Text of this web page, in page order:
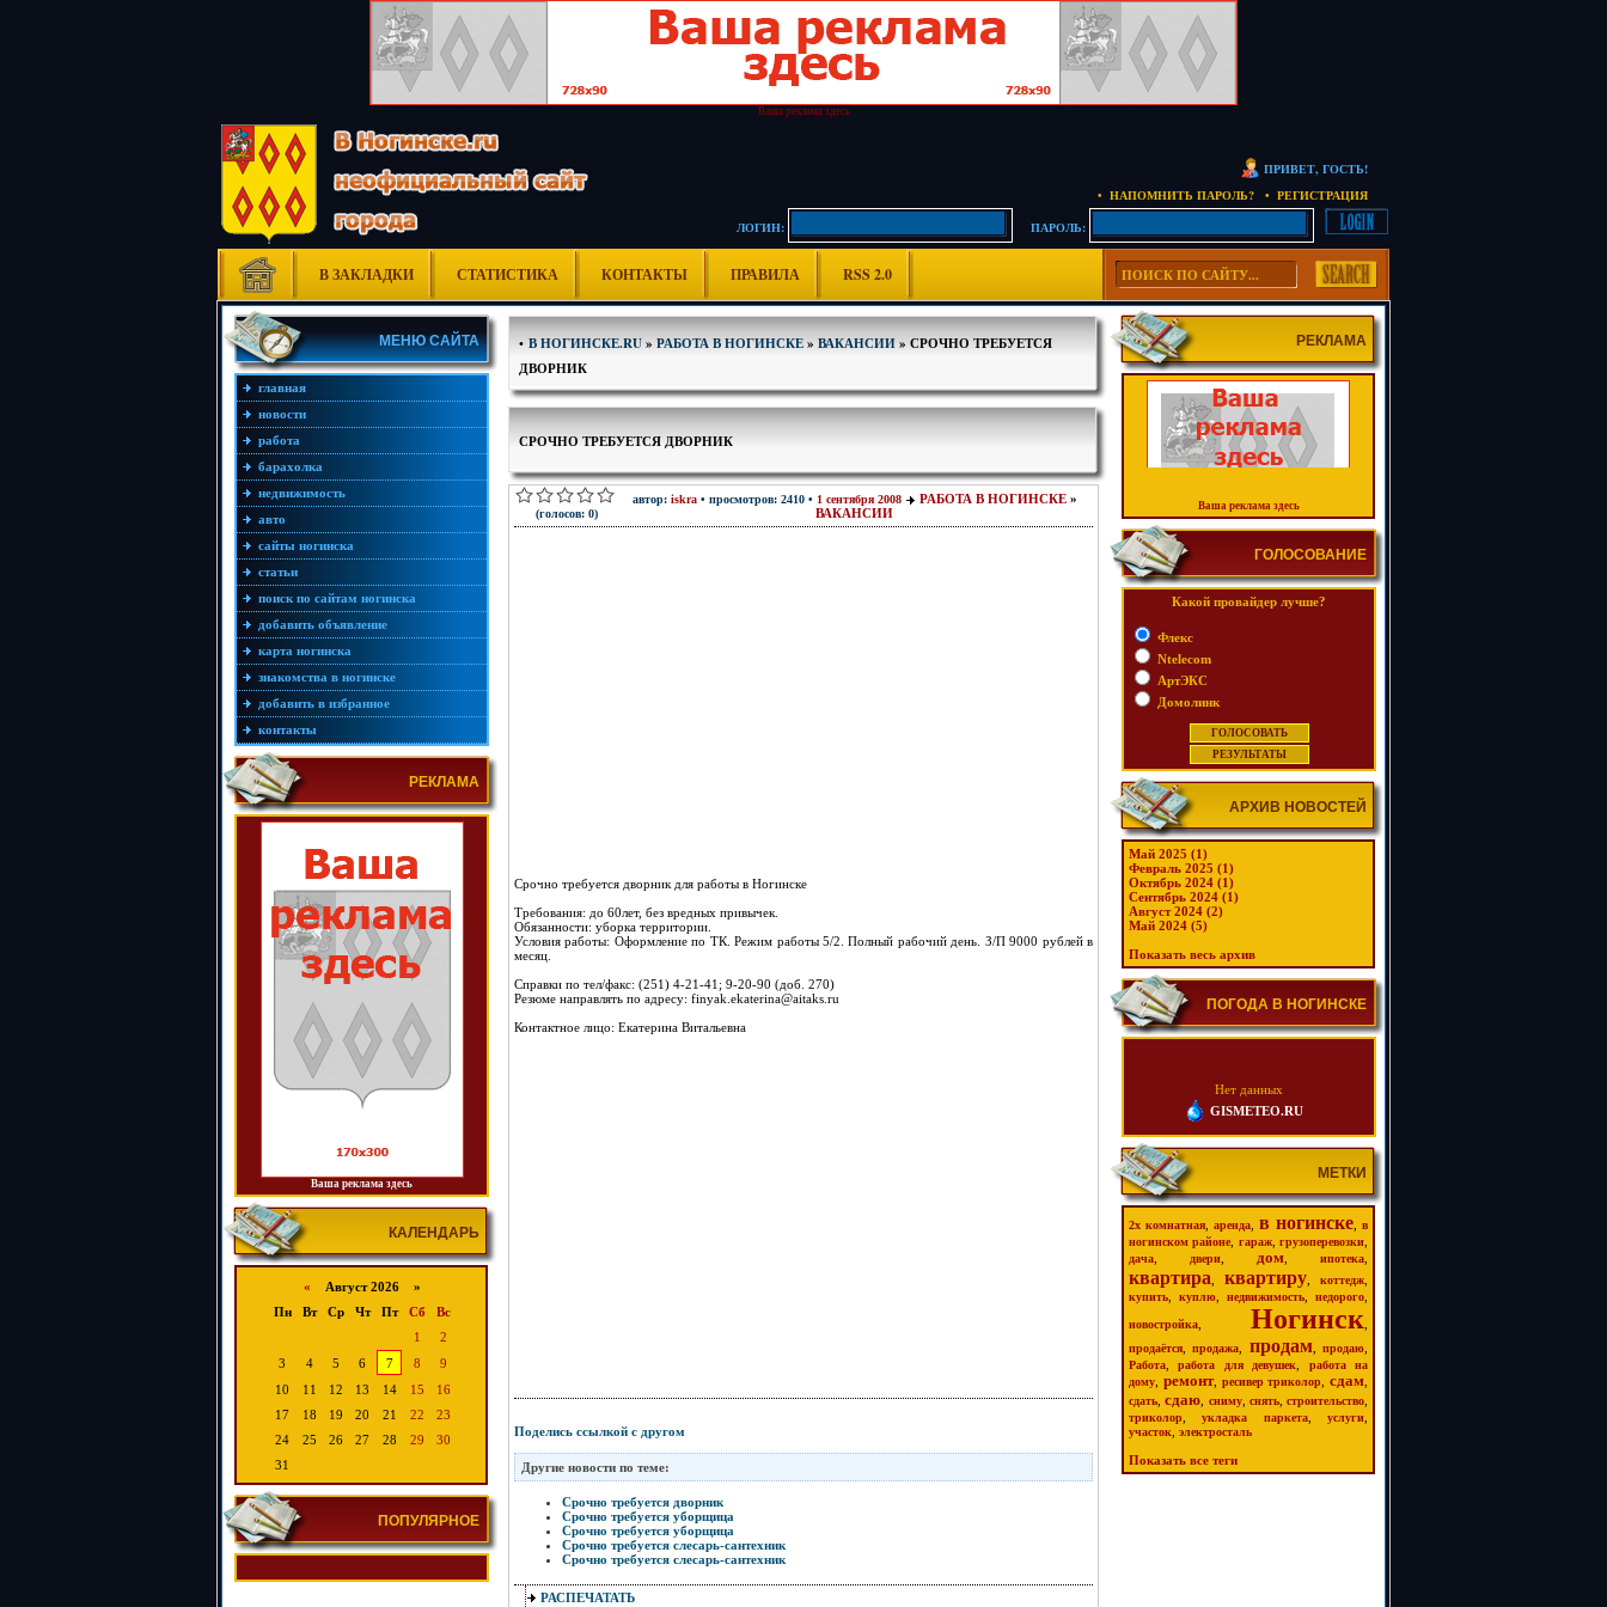
Ваша реклама здесь
ПРИВЕТ, ГОСТЬ!
• НАПОМНИТЬ ПАРОЛЬ?
• РЕГИСТРАЦИЯ
ЛОГИН:
ПАРОЛЬ:
В ЗАКЛАДКИ СТАТИСТИКА КОНТАКТЫ ПРАВИЛА RSS 2.0
МЕНЮ САЙТА
главная
новости
работа
барахолка
недвижимость
авто
сайты ногинска
статьи
поиск по сайтам ногинска
добавить объявление
карта ногинска
знакомства в ногинске
добавить в избранное
контакты
РЕКЛАМА
Ваша реклама здесь
КАЛЕНДАРЬ
« Август 2026 »
Пн
Вт Ср Чт Пт Сб
Вс
1
2
3
4 5 6 7 8
9
10
11 12 13 14 15
16
17
18 19 20 21 22
23
24
25 26 27 28 29
30
31
ПОПУЛЯРНОЕ
• В НОГИНСКЕ.RU» РАБОТА В НОГИНСКЕ» ВАКАНСИИ» СРОЧНО ТРЕБУЕТСЯ
ДВОРНИК
СРОЧНО ТРЕБУЕТСЯ ДВОРНИК
(голосов: 0)
автор: iskra• просмотров: 2410 • 1 сентября 2008 РАБОТА В НОГИНСКЕ»
ВАКАНСИИ
Срочно требуется дворник для работы в Ногинске
Требования: до 60лет, без вредных привычек.
Обязанности: уборка территории.
Условия работы: Оформление по ТК. Режим работы 5/2. Полный рабочий день. З/П 9000 рублей в
месяц.
Справки по тел/факс: (251) 4-21-41; 9-20-90 (доб. 270)
Резюме направлять по адресу: finyak.ekaterina@aitaks.ru
Контактное лицо: Екатерина Витальевна
Поделись ссылкой с другом
Другие новости по теме:
Срочно требуется дворник
Срочно требуется уборщица
Срочно требуется уборщица
Срочно требуется слесарь-сантехник
Срочно требуется слесарь-сантехник
РАСПЕЧАТАТЬ
РЕКЛАМА
Ваша реклама здесь
ГОЛОСОВАНИЕ
Какой провайдер лучше?
Флекс
Ntelecom
АртЭКС
Домолинк
АРХИВ НОВОСТЕЙ
Май 2025 (1)
Февраль 2025 (1)
Октябрь 2024 (1)
Сентябрь 2024 (1)
Август 2024 (2)
Май 2024 (5)
Показать весь архив
ПОГОДА В НОГИНСКЕ
Нет данных
GISMETEO.RU
МЕТКИ
2х комнатная аренда в ногинске
в
ногинском районе
гараж,грузоперевозки
дача двери дом ипотека
квартира квартиру коттедж
купить куплю недвижимость недорого
новостройка Ногинск
продаётся ,продажа продам,продаю
Работа ,работа для девушек
работа на
дому
ремонт, ресивер триколор сдам
сдать ,сдаю сниму, снять, строительство
триколор ,укладка паркета,услуги
участок электросталь
Показать все теги